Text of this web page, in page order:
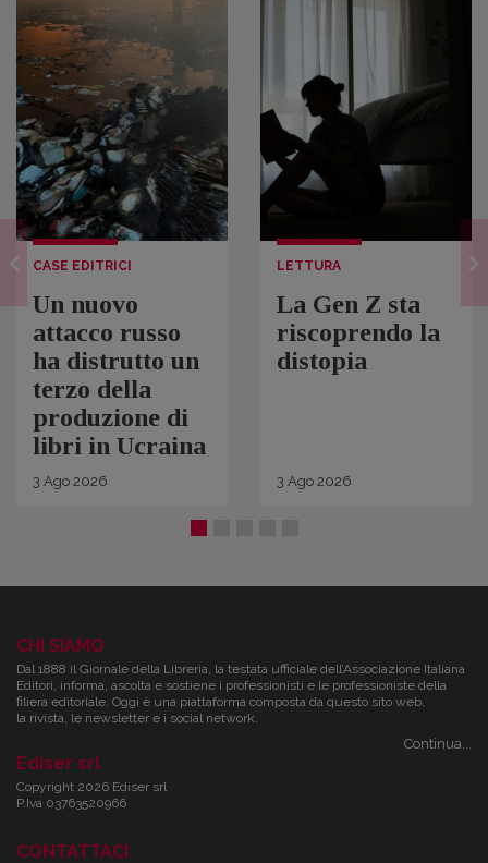
CASE EDITRICI
Un nuovo
attacco russo
ha distrutto un
terzo della
produzione di
libri in Ucraina
3 Ago 2026
LETTURA
La Gen Z sta
riscoprendo la
distopia
3 Ago 2026
CHI SIAMO
Dal 1888 il Giornale della Libreria, la testata ufficiale dell’Associazione Italiana
Editori, informa, ascolta e sostiene i professionisti e le professioniste della
filiera editoriale. Oggi è una piattaforma composta da questo sito web,
la rivista, le newsletter e i social network.
Continua...
Ediser srl
Copyright 2026 Ediser srl
P.Iva 03763520966
CONTATTACI